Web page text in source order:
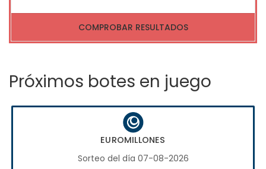
COMPROBAR RESULTADOS
Próximos botes en juego
EUROMILLONES
Sorteo del día 07-08-2026